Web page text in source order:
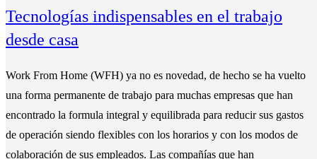
Tecnologías indispensables en el trabajo
desde casa
Work From Home (WFH) ya no es novedad, de hecho se ha vuelto
una forma permanente de trabajo para muchas empresas que han
encontrado la formula integral y equilibrada para reducir sus gastos
de operación siendo flexibles con los horarios y con los modos de
colaboración de sus empleados. Las compañías que han